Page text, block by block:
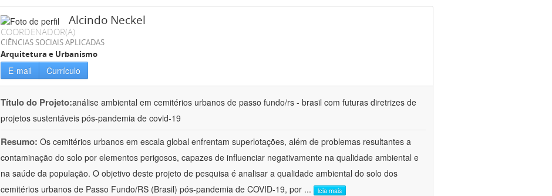
Alcindo Neckel
COORDENADOR(A)
CIÊNCIAS SOCIAIS APLICADAS
Arquitetura e Urbanismo
E-mail Currículo
Título do Projeto:análise ambiental em cemitérios urbanos de passo fundo/rs - brasil com futuras diretrizes de
projetos sustentáveis pós-pandemia de covid-19
Resumo: Os cemitérios urbanos em escala global enfrentam superlotações, além de problemas resultantes a
contaminação do solo por elementos perigosos, capazes de influenciar negativamente na qualidade ambiental e
na saúde da população. O objetivo deste projeto de pesquisa é analisar a qualidade ambiental do solo dos
cemitérios urbanos de Passo Fundo/RS (Brasil) pós-pandemia de COVID-19, por ... leia mais